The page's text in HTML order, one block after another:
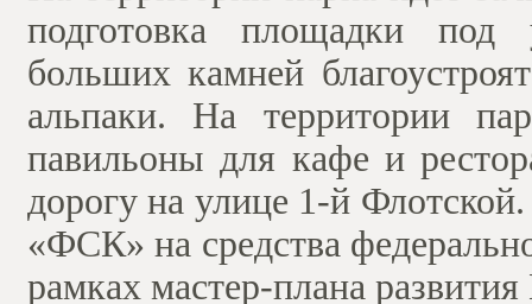
подготовка площадки под
больших камней
альпаки. На территории
павильоны для кафе и
дорогу на улице 1-й
«ФСК» на средства
рамках мастер-плана